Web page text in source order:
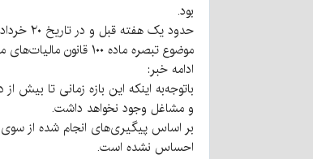
بود.
حدود
موضوع تبصره ماده ۱۰۰ قانون مالیات‌های مستقیم برای عملکرد سال ۱۴۰۳ تا پایان مردادماه سال ۱۴۰۴ تمدید می‌شود.
ادامه خبر:
باتوجه‌به اینکه این بازه زمانی تا بیش
و مشاغل وجود نخواهد داشت.
بر اساس پیگیری‌های انجام شده از سوی
احساس نشده است.